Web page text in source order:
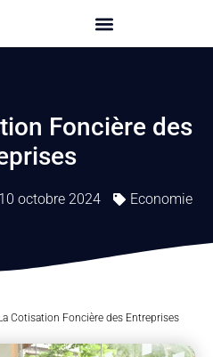
Foncière des
10 octobre 2024 Economie
Cotisation Foncière des Entreprises